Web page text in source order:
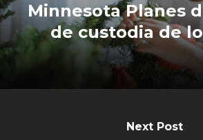
Minnesota Planes
de custodia de
Next Post